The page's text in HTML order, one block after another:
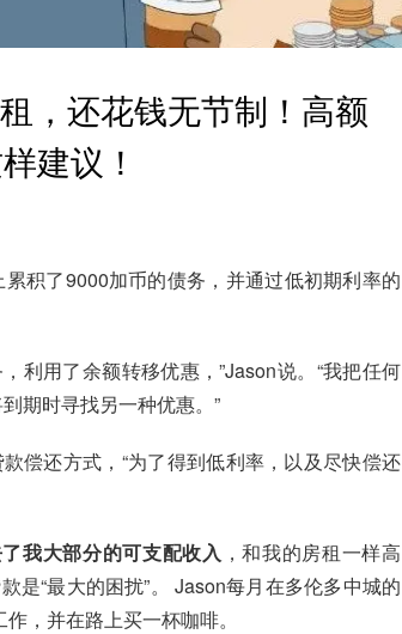
，还花钱无节制！高额
建议！
积了9000加币的债务，并通过低初期利率的
利用了余额转移优惠，”Jason说。“我把任何
期时寻找另一种优惠。”
偿还方式，“为了得到低利率，以及尽快偿还
我大部分的可支配收入 ，和我的房租一样高
“最大的困扰”。 Jason每月在多伦多中城的
，并在路上买一杯咖啡。